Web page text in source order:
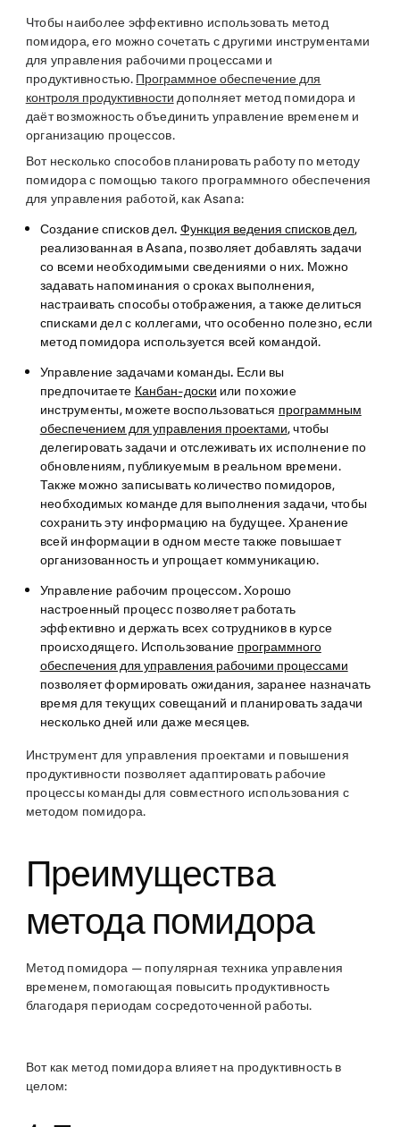
Чтобы наиболее эффективно использовать метод
помидора, его можно сочетать с другими инструментами
для управления рабочими процессами и
продуктивностью. Программное обеспечение для
контроля продуктивности дополняет метод помидора и
даёт возможность объединить управление временем и
организацию процессов.
Вот несколько способов планировать работу по методу
помидора с помощью такого программного обеспечения
для управления работой, как Asana:
Создание списков дел. Функция ведения списков дел,
реализованная в Asana, позволяет добавлять задачи
со всеми необходимыми сведениями о них. Можно
задавать напоминания о сроках выполнения,
настраивать способы отображения, а также делиться
списками дел с коллегами, что особенно полезно, если
метод помидора используется всей командой.
Управление задачами команды. Если вы
предпочитаете Канбан-доски или похожие
инструменты, можете воспользоваться программным
обеспечением для управления проектами, чтобы
делегировать задачи и отслеживать их исполнение по
обновлениям, публикуемым в реальном времени.
Также можно записывать количество помидоров,
необходимых команде для выполнения задачи, чтобы
сохранить эту информацию на будущее. Хранение
всей информации в одном месте также повышает
организованность и упрощает коммуникацию.
Управление рабочим процессом.Хорошо
настроенный процесс позволяет работать
эффективно и держать всех сотрудников в курсе
происходящего. Использование программного
обеспечения для управления рабочими процессами
позволяет формировать ожидания, заранее назначать
время для текущих совещаний и планировать задачи
несколько дней или даже месяцев.
Инструмент для управления проектами и повышения
продуктивности позволяет адаптировать рабочие
процессы команды для совместного использования с
методом помидора.
Преимущества
метода помидора
Метод помидора — популярная техника управления
временем, помогающая повысить продуктивность
благодаря периодам сосредоточенной работы.
Вот как метод помидора влияет на продуктивность в
целом: